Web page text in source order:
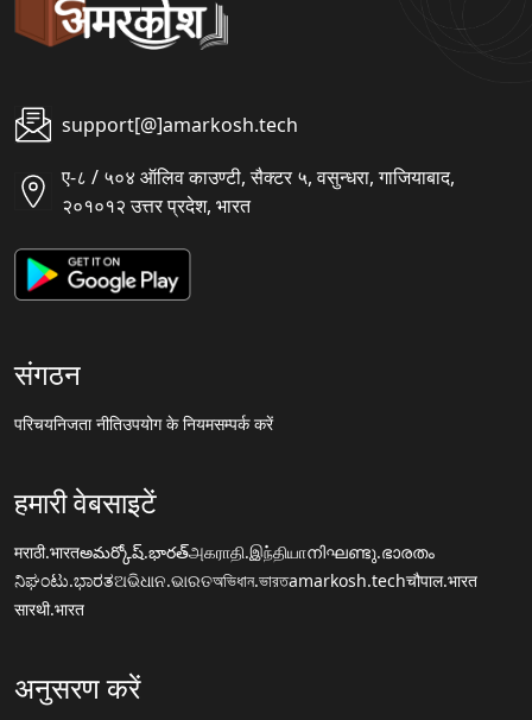
support[@]amarkosh.tech
ए-८ / ५०४ ऑलिव काउण्टी, सैक्टर ५, वसुन्धरा, गाजियाबाद,
२०१०१२ उत्तर प्रदेश, भारत
संगठन
परिचयनिजता नीतिउपयोग के नियमसम्पर्क करें
हमारी वेबसाइटें
मराठी.भारतఅమర్కోష్.భారత్அகராதி.இந்தியாനിഘണ്ടു.ഭാരതം
ನಿಘಂಟು.ಭಾರತଅଭିଧାନ.ଭାରତঅভিধান.ভারতamarkosh.techचौपाल.भारत
सारथी.भारत
अनुसरण करें